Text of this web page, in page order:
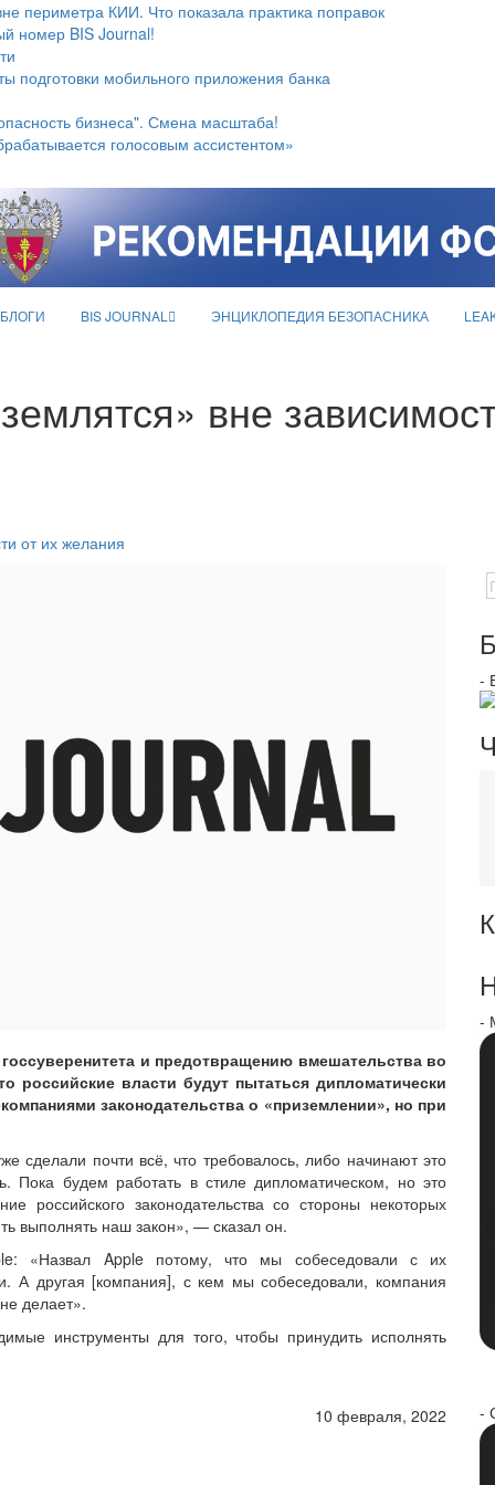
периметра КИИ. Что показала практика поправок
номер BIS Journal!
подготовки мобильного приложения банка
бизнеса". Смена масштаба!
голосовым ассистентом»
БЛОГИ BIS JOURNAL ЭНЦИКЛОПЕДИЯ БЕЗОПАСНИКА
вне
от их желания
и предотвращению вмешательства во
власти будут пытаться дипломатически
законодательства о «приземлении», но при
сделали почти всё, что требовалось, либо начинают это
Пока будем работать в стиле дипломатическом, но это
российского законодательства со стороны некоторых
выполнять наш закон», — сказал он.
«Назвал Apple потому, что мы собеседовали с их
А другая [компания], с кем мы собеседовали, компания
делает».
инструменты для того, чтобы принудить исполнять
10 февраля, 2022
-
-
-